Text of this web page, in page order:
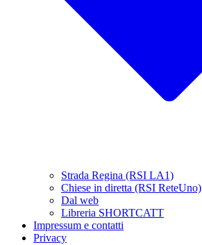
Strada Regina (RSI LA1)
Chiese in diretta (RSI ReteUno)
Dal web
Libreria SHORTCATT
Impressum e contatti
Privacy